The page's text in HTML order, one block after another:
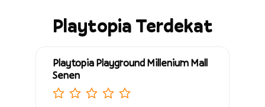
Playtopia Terdekat
Playtopia Playground Millenium Mall
Senen